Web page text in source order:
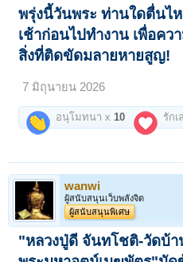
พรุ่งนี้วันพระ ท่านใดตื่นไ
เช้าก่อนไปทำงาน เพื่อค
สิ่งที่ติดขัดมลายหายสูญ!
7 มิถุนายน 2026
อนุโมทนา x10 รัก
wanwi
ผู้สนับสนุนเว็บพลังจิต
ผู้สนับสนุนพิเศษ
"หลวงปู่ดี จันทโชติ-วัดบ้า